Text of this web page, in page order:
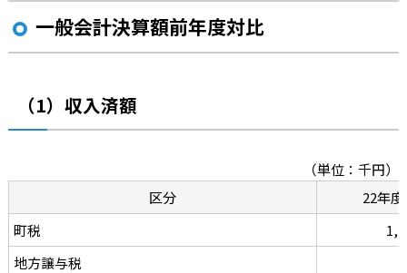
一般会計決算額前年度対比
（1）収入済額
（単位：千円）
区分
22年度
町税
地方譲与税